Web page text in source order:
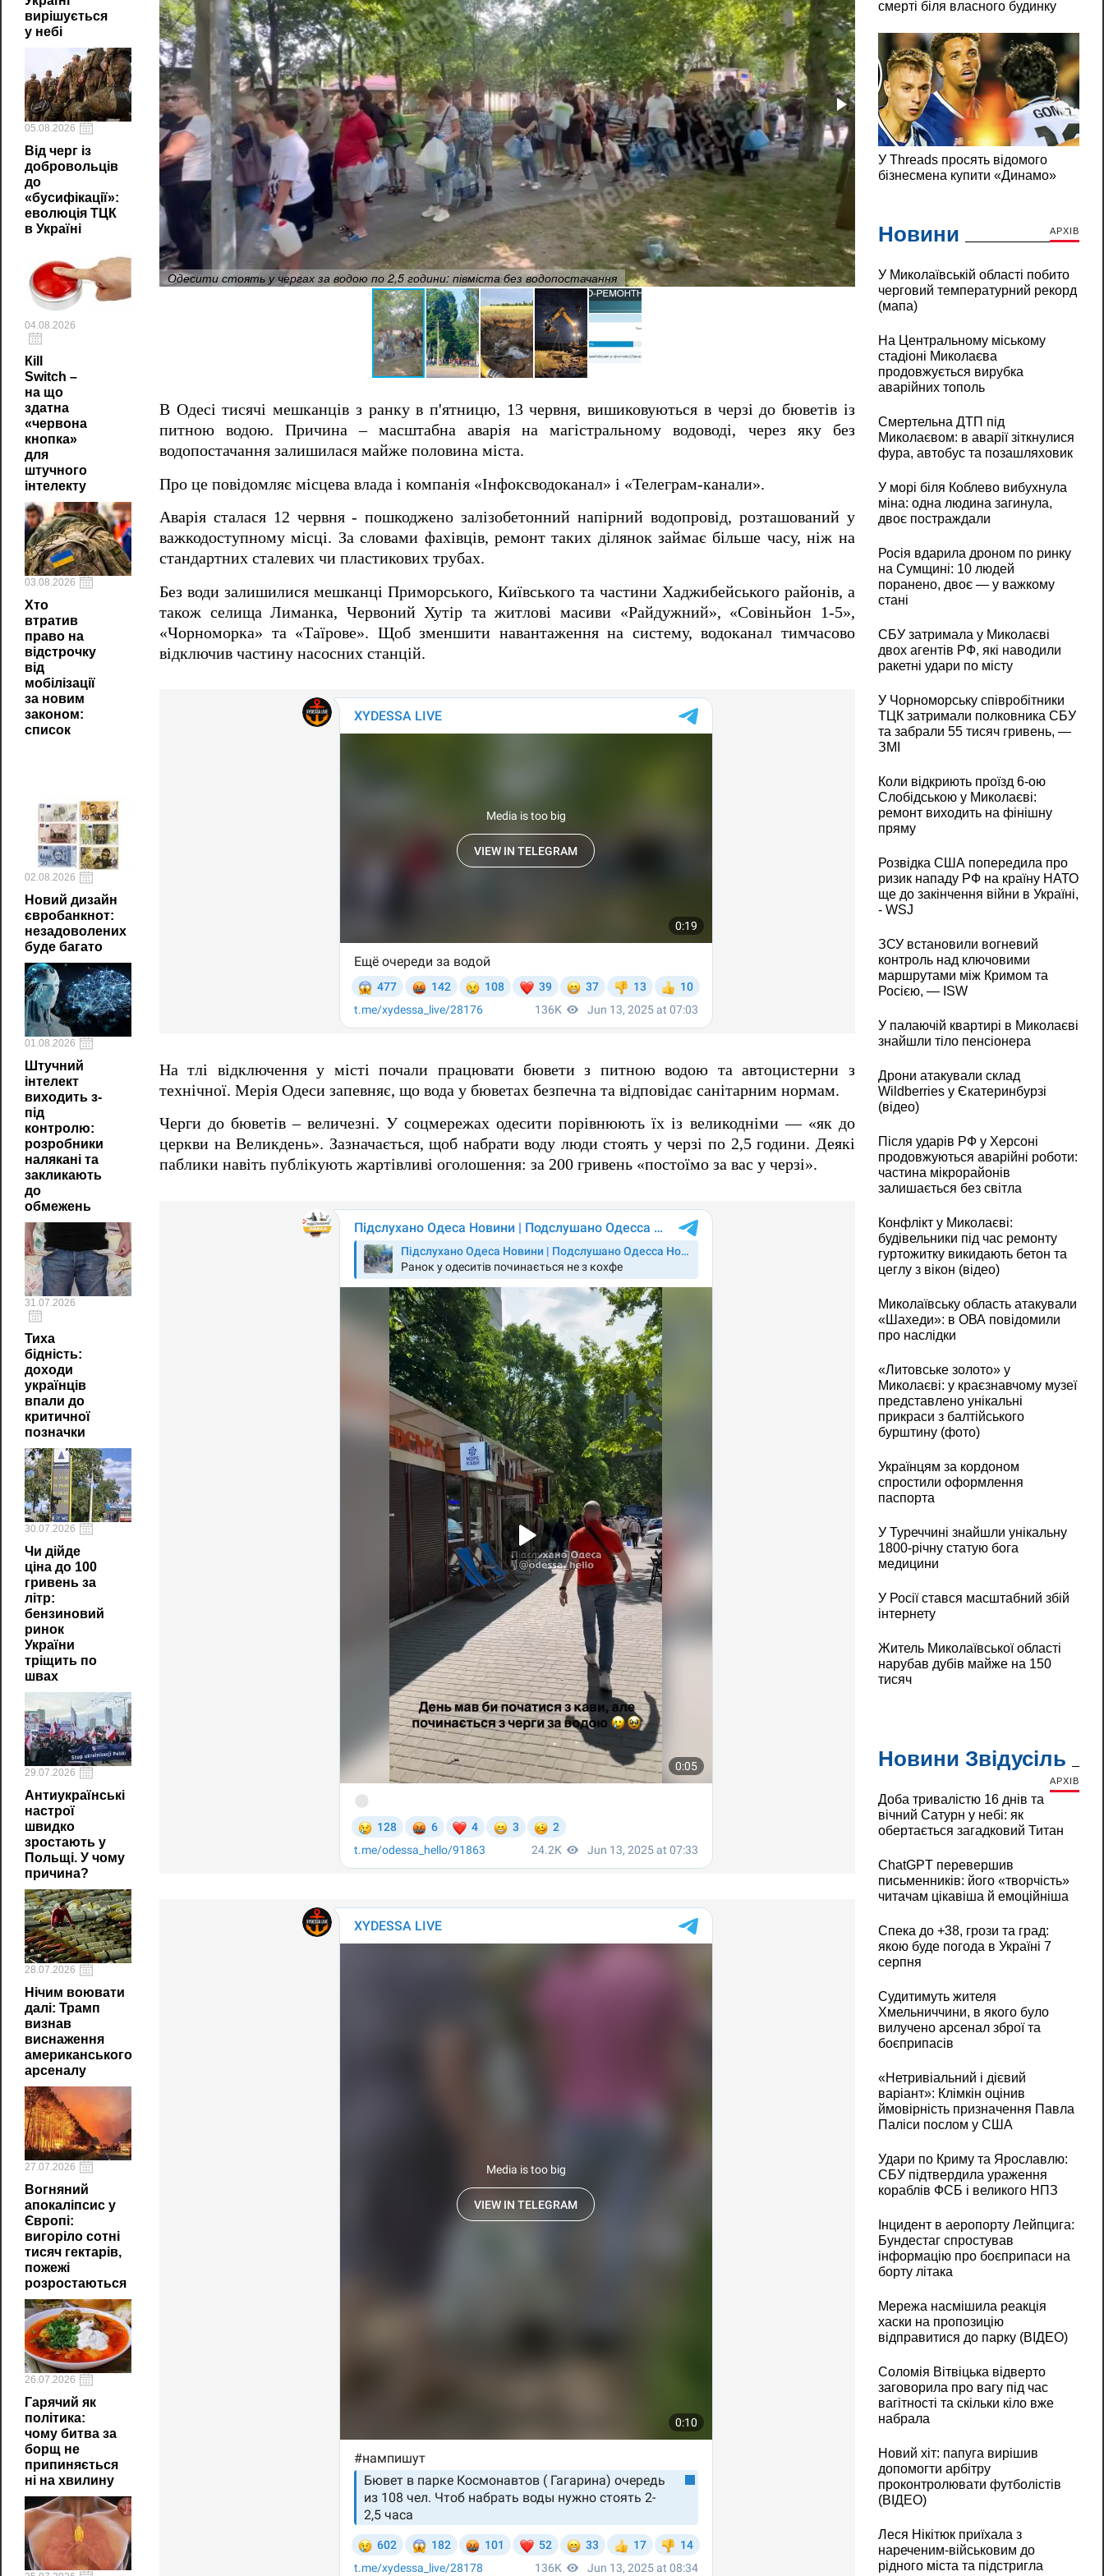
вирішується
у небі
05.08.2026
Від черг із
добровольців
до
«бусифікації»:
еволюція ТЦК
в Україні
04.08.2026
Кill
Switch –
на що
здатна
«червона
кнопка»
для
штучного
інтелекту
03.08.2026
Хто
втратив
право на
відстрочку
від
мобілізації
за новим
законом:
список
02.08.2026
Новий дизайн
євробанкнот:
незадоволених
буде багато
01.08.2026
Штучний
інтелект
виходить з-
під
контролю:
розробники
налякані та
закликають
до
обмежень
31.07.2026
Тиха
бідність:
доходи
українців
впали до
критичної
позначки
30.07.2026
Чи дійде
ціна до 100
гривень за
літр:
бензиновий
ринок
України
тріщить по
швах
29.07.2026
Антиукраїнські
настрої
швидко
зростають у
Польщі. У чому
причина?
28.07.2026
Нічим воювати
далі: Трамп
визнав
виснаження
американського
арсеналу
27.07.2026
Вогняний
апокаліпсис у
Європі:
вигоріло сотні
тисяч гектарів,
пожежі
розростаються
26.07.2026
Гарячий як
політика:
чому битва за
борщ не
припиняється
ні на хвилину
Одесити стоять у чергах за водою по 2,5 години: півміста без водопостачання Одесити стоять у чергах за водою по
В Одесі тисячі мешканців з ранку в п'ятницю, 13 червня, вишиковуються в черзі до бюветів із
питною водою. Причина – масштабна аварія на магістральному водоводі, через яку без
водопостачання залишилася майже половина міста.
Про це повідомляє місцева влада і компанія «Інфоксводоканал» і «Телеграм-канали».
Аварія сталася 12 червня - пошкоджено залізобетонний напірний водопровід, розташований у
важкодоступному місці. За словами фахівців, ремонт таких ділянок займає більше часу, ніж на
стандартних сталевих чи пластикових трубах.
Без води залишилися мешканці Приморського, Київського та частини Хаджибейського районів, а
також селища Лиманка, Червоний Хутір та житлові масиви «Райдужний», «Совіньйон 1-5»,
«Чорноморка» та «Таїрове». Щоб зменшити навантаження на систему, водоканал тимчасово
відключив частину насосних станцій.
На тлі відключення у місті почали працювати бювети з питною водою та автоцистерни з
технічної. Мерія Одеси запевняє, що вода у бюветах безпечна та відповідає санітарним нормам.
Черги до бюветів – величезні. У соцмережах одесити порівнюють їх із великодніми — «як до
церкви на Великдень». Зазначається, щоб набрати воду люди стоять у черзі по 2,5 години. Деякі
паблики навіть публікують жартівливі оголошення: за 200 гривень «постоїмо за вас у черзі».
Новини АРХІВ
У Миколаївській області побито
черговий температурний рекорд
(мапа)
На Центральному міському
стадіоні Миколаєва
продовжується вирубка
аварійних тополь
Смертельна ДТП під
Миколаєвом: в аварії зіткнулися
фура, автобус та позашляховик
У морі біля Коблево вибухнула
міна: одна людина загинула,
двоє постраждали
Росія вдарила дроном по ринку
на Сумщині: 10 людей
поранено, двоє — у важкому
стані
СБУ затримала у Миколаєві
двох агентів РФ, які наводили
ракетні удари по місту
У Чорноморську співробітники
ТЦК затримали полковника СБУ
та забрали 55 тисяч гривень, —
ЗМІ
Коли відкриють проїзд 6-ою
Слобідською у Миколаєві:
ремонт виходить на фінішну
пряму
Розвідка США попередила про
ризик нападу РФ на країну НАТО
ще до закінчення війни в Україні,
- WSJ
ЗСУ встановили вогневий
контроль над ключовими
маршрутами між Кримом та
Росією, — ISW
У палаючій квартирі в Миколаєві
знайшли тіло пенсіонера
Дрони атакували склад
Wildberries у Єкатеринбурзі
(відео)
Після ударів РФ у Херсоні
продовжуються аварійні роботи:
частина мікрорайонів
залишається без світла
Конфлікт у Миколаєві:
будівельники під час ремонту
гуртожитку викидають бетон та
цеглу з вікон (відео)
Миколаївську область атакували
«Шахеди»: в ОВА повідомили
про наслідки
«Литовське золото» у
Миколаєві: у краєзнавчому музеї
представлено унікальні
прикраси з балтійського
бурштину (фото)
Українцям за кордоном
спростили оформлення
паспорта
У Туреччині знайшли унікальну
1800-річну статую бога
медицини
У Росії стався масштабний збій
інтернету
Житель Миколаївської області
нарубав дубів майже на 150
тисяч
Новини Звідусіль
АРХІВ
Доба тривалістю 16 днів та
вічний Сатурн у небі: як
обертається загадковий Титан
ChatGPT перевершив
письменників: його «творчість»
читачам цікавіша й емоційніша
Спека до +38, грози та град:
якою буде погода в Україні 7
серпня
Судитимуть жителя
Хмельниччини, в якого було
вилучено арсенал зброї та
боєприпасів
«Нетривіальний і дієвий
варіант»: Клімкін оцінив
ймовірність призначення Павла
Паліси послом у США
Удари по Криму та Ярославлю:
СБУ підтвердила ураження
кораблів ФСБ і великого НПЗ
Інцидент в аеропорту Лейпцига:
Бундестаг спростував
інформацію про боєприпаси на
борту літака
Мережа насмішила реакція
хаски на пропозицію
відправитися до парку (ВІДЕО)
Соломія Вітвіцька відверто
заговорила про вагу під час
вагітності та скільки кіло вже
набрала
Новий хіт: папуга вирішив
допомогти арбітру
проконтролювати футболістів
(ВІДЕО)
Леся Нікітюк приїхала з
нареченим-військовим до
рідного міста та підстригла